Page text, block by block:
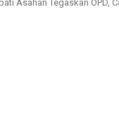
Asahan Tegaskan OPD,